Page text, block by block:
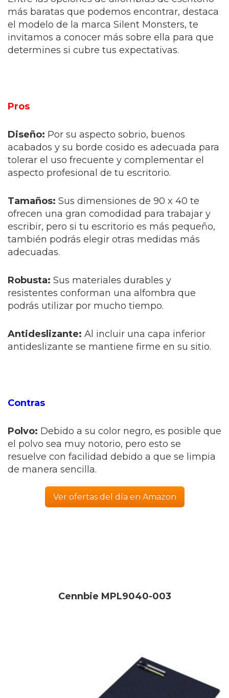
más baratas que podemos encontrar, destaca
el modelo de la marca Silent Monsters, te
invitamos a conocer más sobre ella para que
determines si cubre tus expectativas.
Pros
Diseño: Por su aspecto sobrio, buenos
acabados y su borde cosido es adecuada para
tolerar el uso frecuente y complementar el
aspecto profesional de tu escritorio.
Tamaños: Sus dimensiones de 90 x 40 te
ofrecen una gran comodidad para trabajar y
escribir, pero si tu escritorio es más pequeño,
también podrás elegir otras medidas más
adecuadas.
Robusta: Sus materiales durables y
resistentes conforman una alfombra que
podrás utilizar por mucho tiempo.
Antideslizante: Al incluir una capa inferior
antideslizante se mantiene firme en su sitio.
Contras
Polvo: Debido a su color negro, es posible que
el polvo sea muy notorio, pero esto se
resuelve con facilidad debido a que se limpia
de manera sencilla.
Ver ofertas del día en Amazon
Cennbie MPL9040-003